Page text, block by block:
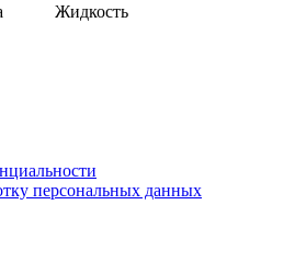
Жидкость
персональных данных